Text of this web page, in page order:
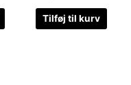
Tilføj til kurv